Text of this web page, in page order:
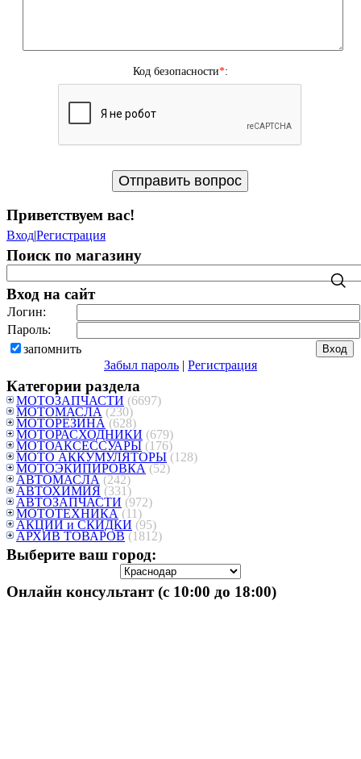
Код безопасности*:
Приветствуем вас!
Вход|Регистрация
Поиск по магазину
Вход на сайт
Логин:
Пароль:
запомнить
Забыл пароль | Регистрация
Категории раздела
МОТОЗАПЧАСТИ (6697)
МОТОМАСЛА (230)
МОТОРЕЗИНА (628)
МОТОРАСХОДНИКИ (679)
МОТОАКСЕССУАРЫ (176)
МОТО АККУМУЛЯТОРЫ (128)
МОТОЭКИПИРОВКА (52)
АВТОМАСЛА (242)
АВТОХИМИЯ (331)
АВТОЗАПЧАСТИ (972)
МОТОТЕХНИКА (11)
АКЦИИ и СКИДКИ (95)
АРХИВ ТОВАРОВ (1812)
Выберите ваш город:
Онлайн консультант (с 10:00 до 18:00)